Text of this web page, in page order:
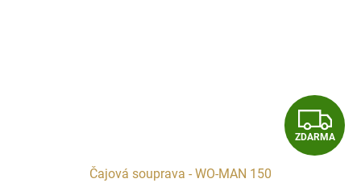
Z
D
ZDARMA
Čajová souprava - WO-MAN 150